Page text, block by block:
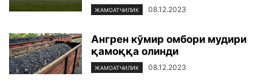
ЖАМОАТЧИЛИК 08.12.2023
Ангрен кўмир омбори мудири
қамоққа олинди
ЖАМОАТЧИЛИК 08.12.2023